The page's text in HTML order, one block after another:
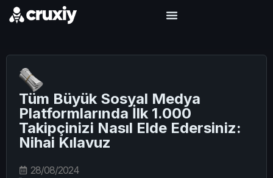
Tüm Büyük Sosyal Medya
Platformlarında İlk 1.000
Takipçinizi Nasıl Elde Edersiniz:
Nihai Kılavuz
28/08/2024